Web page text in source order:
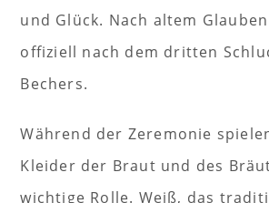
und Glück. Nach altem
offiziell nach dem dritten
Bechers.
Während der Zeremonie
Kleider der Braut und des
wichtige Rolle. Weiß, das